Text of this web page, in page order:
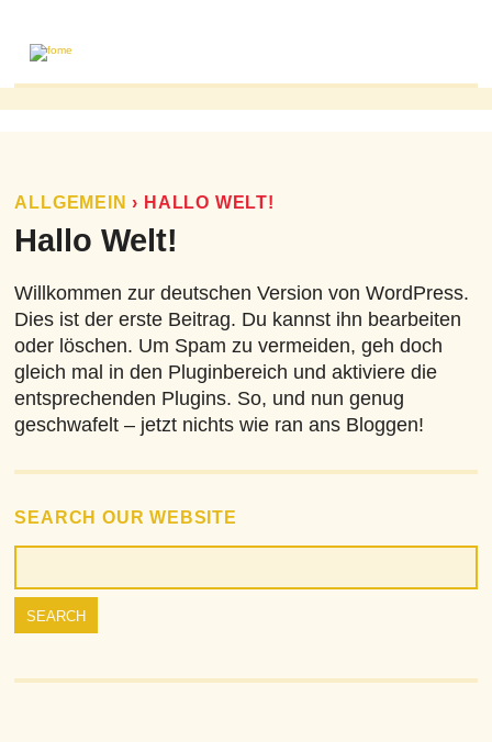
PUBLICATIONS
FOME PUBLICATIONS
EVENTS
ALLGEMEIN › HALLO WELT!
Hallo Welt!
Willkommen zur deutschen Version von WordPress.
Dies ist der erste Beitrag. Du kannst ihn bearbeiten
oder löschen. Um Spam zu vermeiden, geh doch
gleich mal in den Pluginbereich und aktiviere die
entsprechenden Plugins. So, und nun genug
geschwafelt – jetzt nichts wie ran ans Bloggen!
SEARCH OUR WEBSITE